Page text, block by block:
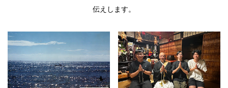
伝えします。